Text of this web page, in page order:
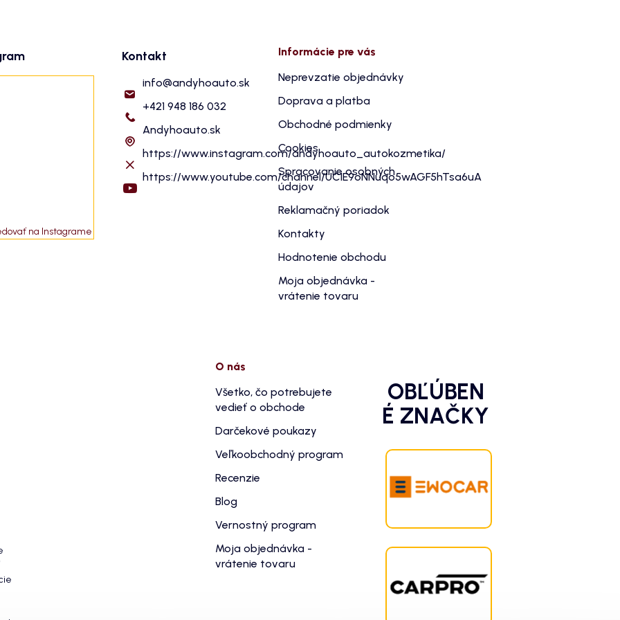
na Instagrame
Kontakt
info@andyhoauto.sk
+421 948 186 032
Andyhoauto.sk
https://www.instagram.com/andyhoauto_autokozmetika/
https://www.youtube.com/channel/UC1E9oNNuqo5wAGF5hTsa6uA
Informácie pre vás
Neprevzatie objednávky
Doprava a platba
Obchodné podmienky
Cookies
Spracovanie osobných
údajov
Reklamačný poriadok
Kontakty
Hodnotenie obchodu
Moja objednávka -
vrátenie tovaru
O nás
Všetko, čo potrebujete
vedieť o obchode
Darčekové poukazy
Veľkoobchodný program
Recenzie
Blog
Vernostný program
Moja objednávka -
vrátenie tovaru
OBĽÚBEN
É ZNAČKY